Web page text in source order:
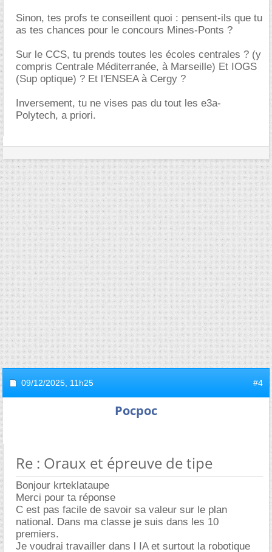
Sinon, tes profs te conseillent quoi : pensent-ils que tu
as tes chances pour le concours Mines-Ponts ?
Sur le CCS, tu prends toutes les écoles centrales ? (y
compris Centrale Méditerranée, à Marseille) Et IOGS
(Sup optique) ? Et l'ENSEA à Cergy ?
Inversement, tu ne vises pas du tout les e3a-
Polytech, a priori.
09/12/2025, 11h25 #4
Pocpoc
Re : Oraux et épreuve de tipe
Bonjour krteklataupe
Merci pour ta réponse
C est pas facile de savoir sa valeur sur le plan
national. Dans ma classe je suis dans les 10
premiers.
Je voudrai travailler dans l IA et surtout la robotique